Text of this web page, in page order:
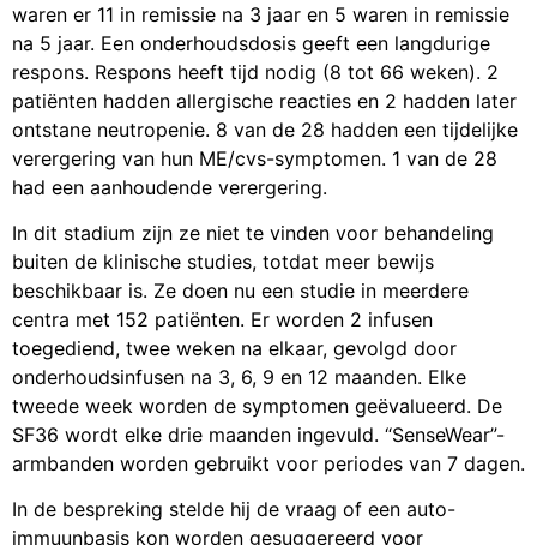
waren er 11 in remissie na 3 jaar en 5 waren in remissie
na 5 jaar. Een onderhoudsdosis geeft een langdurige
respons. Respons heeft tijd nodig (8 tot 66 weken). 2
patiënten hadden allergische reacties en 2 hadden later
ontstane neutropenie. 8 van de 28 hadden een tijdelijke
verergering van hun ME/cvs-symptomen. 1 van de 28
had een aanhoudende verergering.
In dit stadium zijn ze niet te vinden voor behandeling
buiten de klinische studies, totdat meer bewijs
beschikbaar is. Ze doen nu een studie in meerdere
centra met 152 patiënten. Er worden 2 infusen
toegediend, twee weken na elkaar, gevolgd door
onderhoudsinfusen na 3, 6, 9 en 12 maanden. Elke
tweede week worden de symptomen geëvalueerd. De
SF36 wordt elke drie maanden ingevuld. “SenseWear”-
armbanden worden gebruikt voor periodes van 7 dagen.
In de bespreking stelde hij de vraag of een auto-
immuunbasis kon worden gesuggereerd voor